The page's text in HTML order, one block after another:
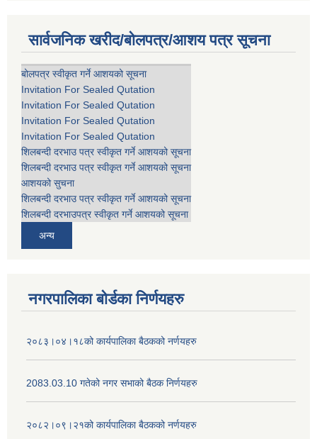
सार्वजनिक खरीद/बोलपत्र/आशय पत्र सूचना
बोलपत्र स्वीकृत गर्ने आशयको सूचना
Invitation For Sealed Qutation
Invitation For Sealed Qutation
Invitation For Sealed Qutation
Invitation For Sealed Qutation
शिलबन्दी दरभाउ पत्र स्वीकृत गर्ने आशयको सूचना
शिलबन्दी दरभाउ पत्र स्वीकृत गर्ने आशयको सूचना
आशयको सुचना
शिलबन्दी दरभाउ पत्र स्वीकृत गर्ने आशयको सूचना
शिलबन्दी दरभाउपत्र स्वीकृत गर्ने आशयको सूचना
अन्य
नगरपालिका बोर्डका निर्णयहरु
२०८३।०४।१८को कार्यपालिका बैठकको नर्णयहरु
2083.03.10 गतेको नगर सभाको बैठक निर्णयहरु
२०८२।०९।२१को कार्यपालिका बैठकको नर्णयहरु